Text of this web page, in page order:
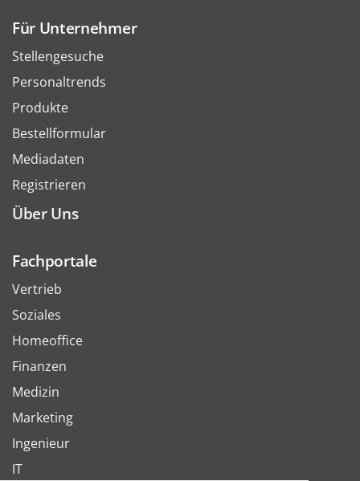
Für Unternehmer
Stellengesuche
Personaltrends
Produkte
Bestellformular
Mediadaten
Registrieren
Über Uns
Fachportale
Vertrieb
Soziales
Homeoffice
Finanzen
Medizin
Marketing
Ingenieur
IT